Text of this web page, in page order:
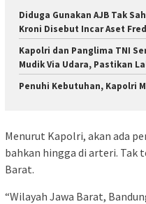
Diduga Gunakan AJB Tak
Kroni Disebut Incar Aset
Kapolri dan Panglima TNI
Mudik Via Udara, Pastikan
Penuhi Kebutuhan, Kapolri
Menurut Kapolri, akan ada
bahkan hingga di arteri. Tak
Barat.
“Wilayah Jawa Barat,